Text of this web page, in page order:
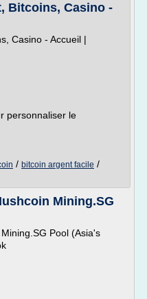
Bitcoins, Casino -
Casino - Accueil |
personnaliser le
/ bitcoin argent facile /
Mining.SG
Pool (Asia's